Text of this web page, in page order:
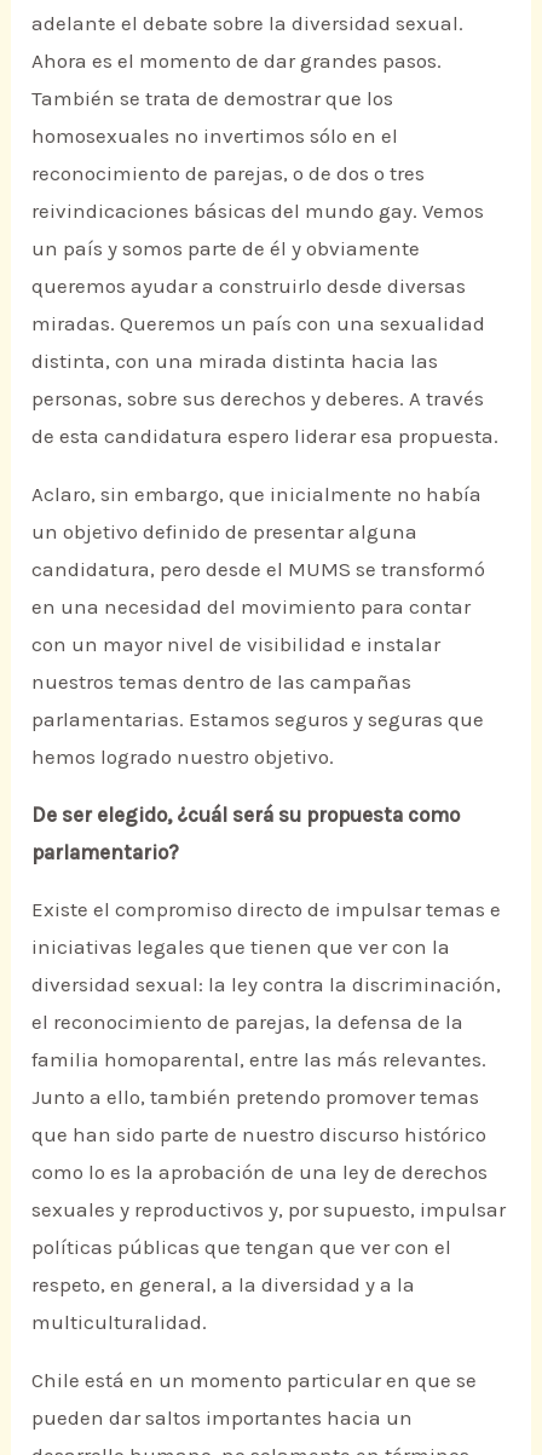
adelante el debate sobre la diversidad sexual.
Ahora es el momento de dar grandes pasos.
También se trata de demostrar que los
homosexuales no invertimos sólo en el
reconocimiento de parejas, o de dos o tres
reivindicaciones básicas del mundo gay. Vemos
un país y somos parte de él y obviamente
queremos ayudar a construirlo desde diversas
miradas. Queremos un país con una sexualidad
distinta, con una mirada distinta hacia las
personas, sobre sus derechos y deberes. A través
de esta candidatura espero liderar esa propuesta.
Aclaro, sin embargo, que inicialmente no había
un objetivo definido de presentar alguna
candidatura, pero desde el MUMS se transformó
en una necesidad del movimiento para contar
con un mayor nivel de visibilidad e instalar
nuestros temas dentro de las campañas
parlamentarias. Estamos seguros y seguras que
hemos logrado nuestro objetivo.
De ser elegido, ¿cuál será su propuesta como
parlamentario?
Existe el compromiso directo de impulsar temas e
iniciativas legales que tienen que ver con la
diversidad sexual: la ley contra la discriminación,
el reconocimiento de parejas, la defensa de la
familia homoparental, entre las más relevantes.
Junto a ello, también pretendo promover temas
que han sido parte de nuestro discurso histórico
como lo es la aprobación de una ley de derechos
sexuales y reproductivos y, por supuesto, impulsar
políticas públicas que tengan que ver con el
respeto, en general, a la diversidad y a la
multiculturalidad.
Chile está en un momento particular en que se
pueden dar saltos importantes hacia un